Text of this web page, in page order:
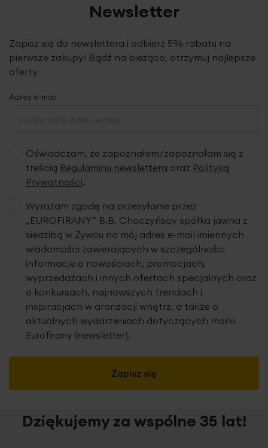
Newsletter
Zapisz się do newslettera i odbierz 5% rabatu na
pierwsze zakupy! Bądź na bieżąco, otrzymuj najlepsze
oferty
Adres e-mail
Oświadczam, że zapoznałem/zapoznałam się z
treścią Regulaminu newslettera oraz Polityką
Prywatności.
Zapisz się
Wyrażam zgodę na przesyłanie przez
„EUROFIRANY” B.B. Choczyńscy spółka jawna z
siedzibą w Żywcu na mój adres e-mail imiennych
wiadomości zawierających w szczególności
informacje o nowościach, promocjach,
wyprzedażach i innych ofertach specjalnych oraz
o konkursach, najnowszych trendach i
inspiracjach w aranżacji wnętrz, a także o
aktualnych wydarzeniach dotyczących marki
Eurofirany (newsletter).
Dziękujemy za wspólne 35 lat!